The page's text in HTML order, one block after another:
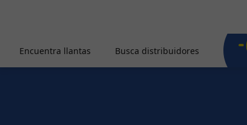
Encuentra llantas Busca distribuidores